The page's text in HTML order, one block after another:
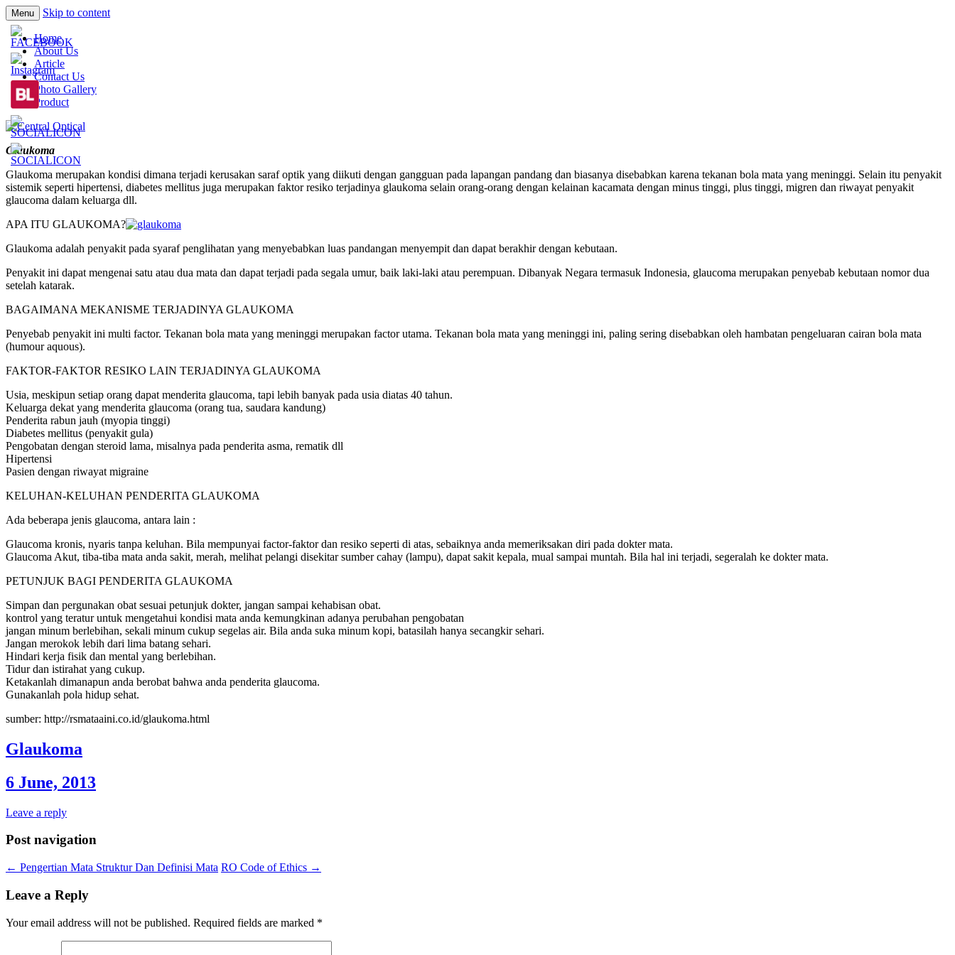
Central Optical
Prescription Safety Spectacles, kacamata safety minus, kacamata, safety, minus, sport, kacamata sport, polarized, transition,
polycarbonate, eynoa
Menu Skip to content
Home
About Us
Article
Contact Us
Photo Gallery
Product
Glaukoma
Glaukoma merupakan kondisi dimana terjadi kerusakan saraf optik yang diikuti dengan gangguan pada lapangan pandang dan biasanya disebabkan karena tekanan bola mata yang meninggi. Selain itu penyakit
sistemik seperti hipertensi, diabetes mellitus juga merupakan faktor resiko terjadinya glaukoma selain orang-orang dengan kelainan kacamata dengan minus tinggi, plus tinggi, migren dan riwayat penyakit
glaucoma dalam keluarga dll.
APA ITU GLAUKOMA?
Glaukoma adalah penyakit pada syaraf penglihatan yang menyebabkan luas pandangan menyempit dan dapat berakhir dengan kebutaan.
Penyakit ini dapat mengenai satu atau dua mata dan dapat terjadi pada segala umur, baik laki-laki atau perempuan. Dibanyak Negara termasuk Indonesia, glaucoma merupakan penyebab kebutaan nomor dua
setelah katarak.
BAGAIMANA MEKANISME TERJADINYA GLAUKOMA
Penyebab penyakit ini multi factor. Tekanan bola mata yang meninggi merupakan factor utama. Tekanan bola mata yang meninggi ini, paling sering disebabkan oleh hambatan pengeluaran cairan bola mata
(humour aquous).
FAKTOR-FAKTOR RESIKO LAIN TERJADINYA GLAUKOMA
Usia, meskipun setiap orang dapat menderita glaucoma, tapi lebih banyak pada usia diatas 40 tahun.
Keluarga dekat yang menderita glaucoma (orang tua, saudara kandung)
Penderita rabun jauh (myopia tinggi)
Diabetes mellitus (penyakit gula)
Pengobatan dengan steroid lama, misalnya pada penderita asma, rematik dll
Hipertensi
Pasien dengan riwayat migraine
KELUHAN-KELUHAN PENDERITA GLAUKOMA
Ada beberapa jenis glaucoma, antara lain :
Glaucoma kronis, nyaris tanpa keluhan. Bila mempunyai factor-faktor dan resiko seperti di atas, sebaiknya anda memeriksakan diri pada dokter mata.
Glaucoma Akut, tiba-tiba mata anda sakit, merah, melihat pelangi disekitar sumber cahay (lampu), dapat sakit kepala, mual sampai muntah. Bila hal ini terjadi, segeralah ke dokter mata.
PETUNJUK BAGI PENDERITA GLAUKOMA
Simpan dan pergunakan obat sesuai petunjuk dokter, jangan sampai kehabisan obat.
kontrol yang teratur untuk mengetahui kondisi mata anda kemungkinan adanya perubahan pengobatan
jangan minum berlebihan, sekali minum cukup segelas air. Bila anda suka minum kopi, batasilah hanya secangkir sehari.
Jangan merokok lebih dari lima batang sehari.
Hindari kerja fisik dan mental yang berlebihan.
Tidur dan istirahat yang cukup.
Ketakanlah dimanapun anda berobat bahwa anda penderita glaucoma.
Gunakanlah pola hidup sehat.
sumber: http://rsmataaini.co.id/glaukoma.html
Glaukoma
6 June, 2013
Leave a reply
Post navigation
← Pengertian Mata Struktur Dan Definisi Mata RO Code of Ethics →
Leave a Reply
Your email address will not be published. Required fields are marked *